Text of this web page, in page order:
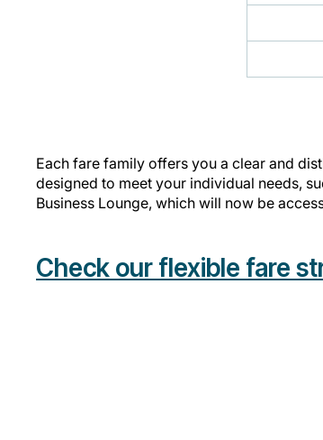
Each fare family offers you a clear and
designed to meet your individual needs,
Business Lounge, which will now be
Check our flexible fare